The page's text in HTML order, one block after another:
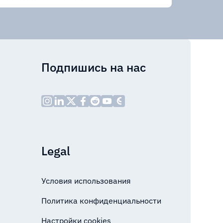
Подпишись на нас
Legal
Условия использования
Политика конфиденциальности
Настройки cookies